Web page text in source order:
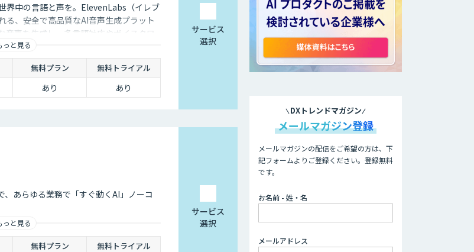
界中の言語と声を。ElevenLabs（イレブ
る、安全で高品質なAI音声生成プラット
音声を生成し、多言語対応やボイスクロ
ードレールの中で提供します。
っと見る
無料プラン 無料トライアル
あり あり
サービス
選択
、あらゆる業務で「すぐ動くAI」ノーコ
っと見る
無料プラン 無料トライアル
サービス
選択
DXトレンドマガジン
メールマガジン登録
メールマガジンの配信をご希望の方は、下
記フォームよりご登録ください。登録無料
です。
お名前 - 姓・名
メールアドレス